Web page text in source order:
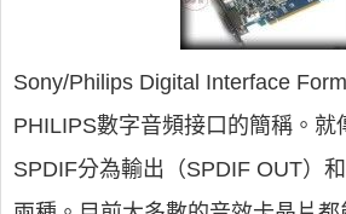
Sony/Philips Digital Interface
PHILIPS數字音頻接口的簡稱。就
SPDIF分為輸出（SPDIF OUT）